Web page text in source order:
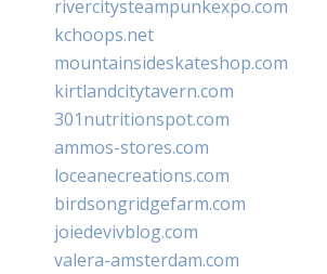
rivercitysteampunkexpo.com
kchoops.net
mountainsideskateshop.com
kirtlandcitytavern.com
301nutritionspot.com
ammos-stores.com
loceanecreations.com
birdsongridgefarm.com
joiedevivblog.com
valera-amsterdam.com